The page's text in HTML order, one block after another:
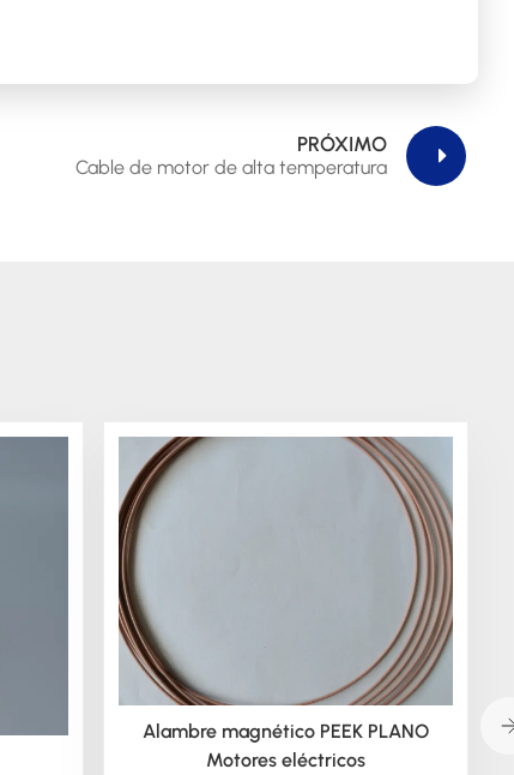
PRÓXIMO
Cable de motor de alta temperatura
Alambre magnético PEEK PLANO
Motores eléctricos